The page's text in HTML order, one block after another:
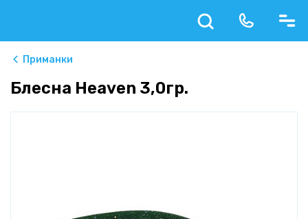
Приманки
Блесна Heaven 3,0гр.